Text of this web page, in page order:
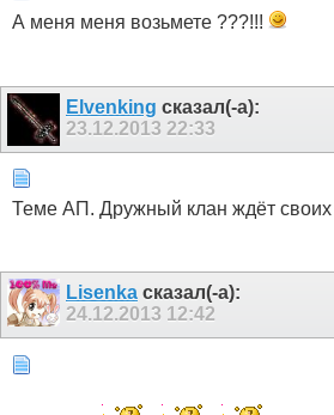
А меня меня возьмете ???!!!
Elvenking сказал(-а):
23.12.2013 22:33
Теме АП. Дружный клан ждёт своих
Lisenka сказал(-а):
24.12.2013 12:42